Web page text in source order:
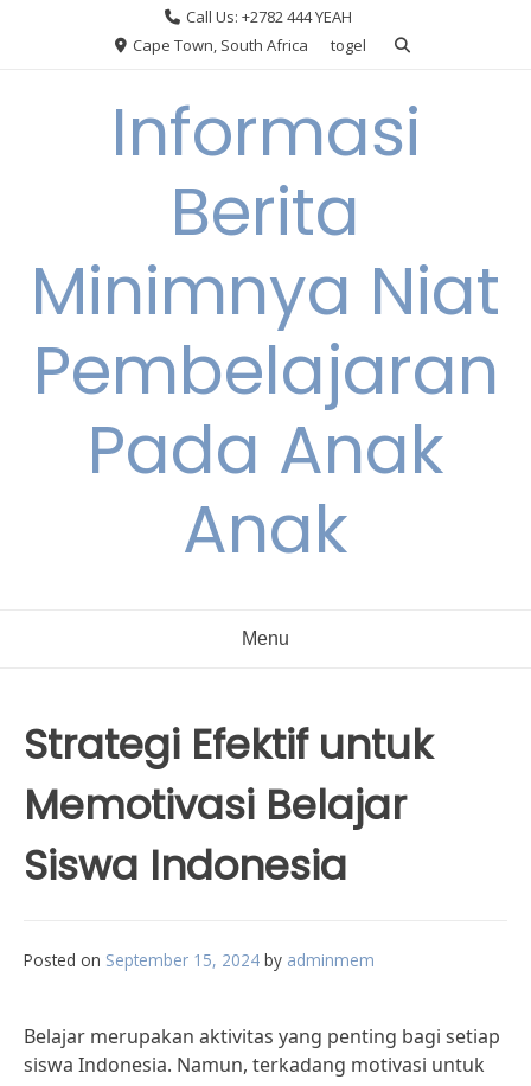
Call Us: +2782 444 YEAH
Cape Town, South Africa
togel
Informasi
Berita
Minimnya Niat
Pembelajaran
Pada Anak
Anak
Menu
Strategi Efektif untuk
Memotivasi Belajar
Siswa Indonesia
Posted on September 15, 2024 by adminmem
Belajar merupakan aktivitas yang penting bagi setiap
siswa Indonesia. Namun, terkadang motivasi untuk